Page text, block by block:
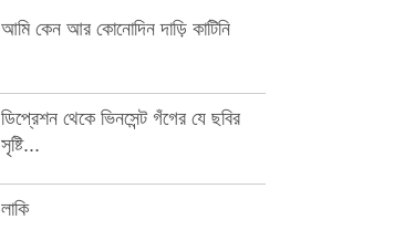
আমি কেন আর কোনোদিন দাড়ি কাটিনি
ডিপ্রেশন থেকে ভিনসেন্ট গঁগের যে ছবির
সৃষ্টি...
লাকি